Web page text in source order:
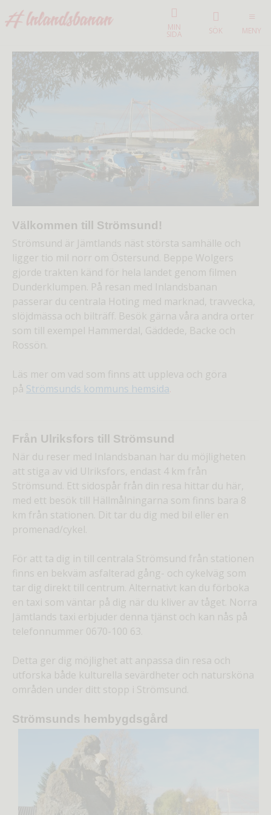
MIN
SIDA SÖK MENY
Strömsund
Välkommen till Strömsund!
Strömsund är Jämtlands näst största samhälle och
ligger tio mil norr om Östersund. Beppe Wolgers
gjorde trakten känd för hela landet genom filmen
Dunderklumpen. På resan med Inlandsbanan
passerar du centrala Hoting med marknad, travvecka,
slöjdmässa och bilträff. Besök gärna våra andra orter
som till exempel Hammerdal, Gäddede, Backe och
Rossön.
Läs mer om vad som finns att uppleva och göra
på Strömsunds kommuns hemsida.
Från Ulriksfors till Strömsund
När du reser med Inlandsbanan har du möjligheten
att stiga av vid Ulriksfors, endast 4 km från
Strömsund. Ett sidospår från din resa hittar du här,
med ett besök till Hällmålningarna som finns bara 8
km från stationen. Dit tar du dig med bil eller en
promenad/cykel.
För att ta dig in till centrala Strömsund från stationen
finns en bekväm asfalterad gång- och cykelväg som
tar dig direkt till centrum. Alternativt kan du förboka
en taxi som väntar på dig när du kliver av tåget. Norra
Jämtlands taxi erbjuder denna tjänst och kan nås på
telefonnummer 0670-100 63.
Detta ger dig möjlighet att anpassa din resa och
utforska både kulturella sevärdheter och natursköna
områden under ditt stopp i Strömsund.
Strömsunds hembygdsgård